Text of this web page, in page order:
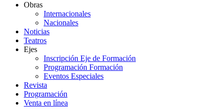
Obras
Internacionales
Nacionales
Noticias
Teatros
Ejes
Inscripción Eje de Formación
Programación Formación
Eventos Especiales
Revista
Programación
Venta en línea